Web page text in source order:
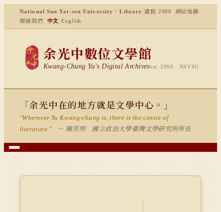
National Sun Yat-sen University · Library ·建館 2008 網站地圖 ·
聯絡我們
中文·English
余光中數位文學館
Kwang-Chung Yu's Digital Archivesest. 2008 · NSYSU
「余光中在的地方就是文學中心。」
"Wherever Yu Kwang-chung is, there is the centre of
literature."
— 陳芳明 國立政治大學臺灣文學研究所所長